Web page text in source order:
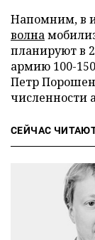
Напомним, в
волна
планируют в
армию 100-
Петр
численности
СЕЙЧАС